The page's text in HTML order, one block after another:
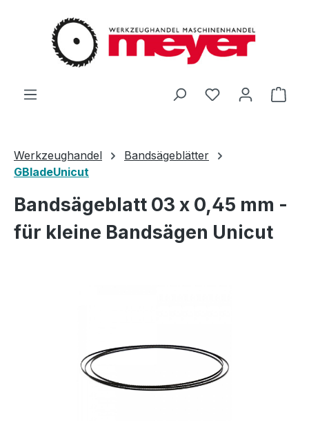
Zum Hauptinhalt springen
Du hast 0
Werkzeughandel
Bandsägeblätter
GBladeUnicut
Bandsägeblatt 03 x 0,45 mm -
für kleine Bandsägen Unicut